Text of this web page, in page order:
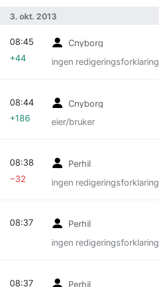
3. okt. 2013
Cnyborg
ingen redigeringsforklaring
08:45
+44
Cnyborg
eier/bruker
08:44
+186
Perhil
ingen redigeringsforklaring
08:38
−32
Perhil
ingen redigeringsforklaring
08:37
Perhil
08:37